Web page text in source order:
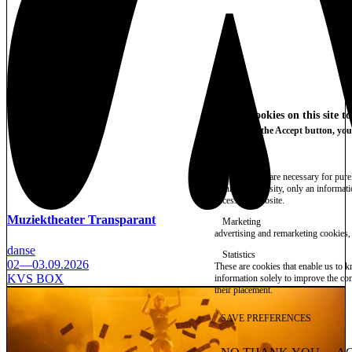
Muziektheater Transparant
danse
02—03.09.2026
KVS BOX
We use cookies on this site
By clicking the Accept button,
These cookies are necessary for
technical necessity, only an
access the website.
Marketing
advertising and remarketing cookies,
Statistics
These are cookies that enable us to
information solely to improve the
their placement.
SAVE PREFERENCES